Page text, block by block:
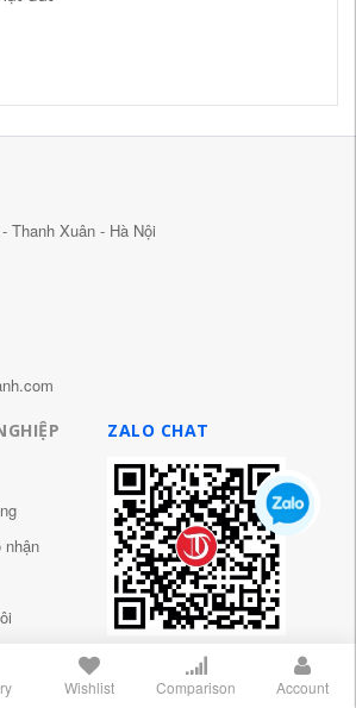
Thanh Xuân - Hà Nội
nhận
ZALO CHAT
Wishlist Comparison Account